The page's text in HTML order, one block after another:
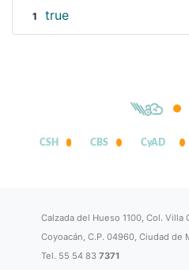
1 true
CSH CBS CyAD
Calzada del Hueso 1100, Col. Villa
Coyoacán, C.P. 04960, Ciudad de
Tel. 55 54 837371